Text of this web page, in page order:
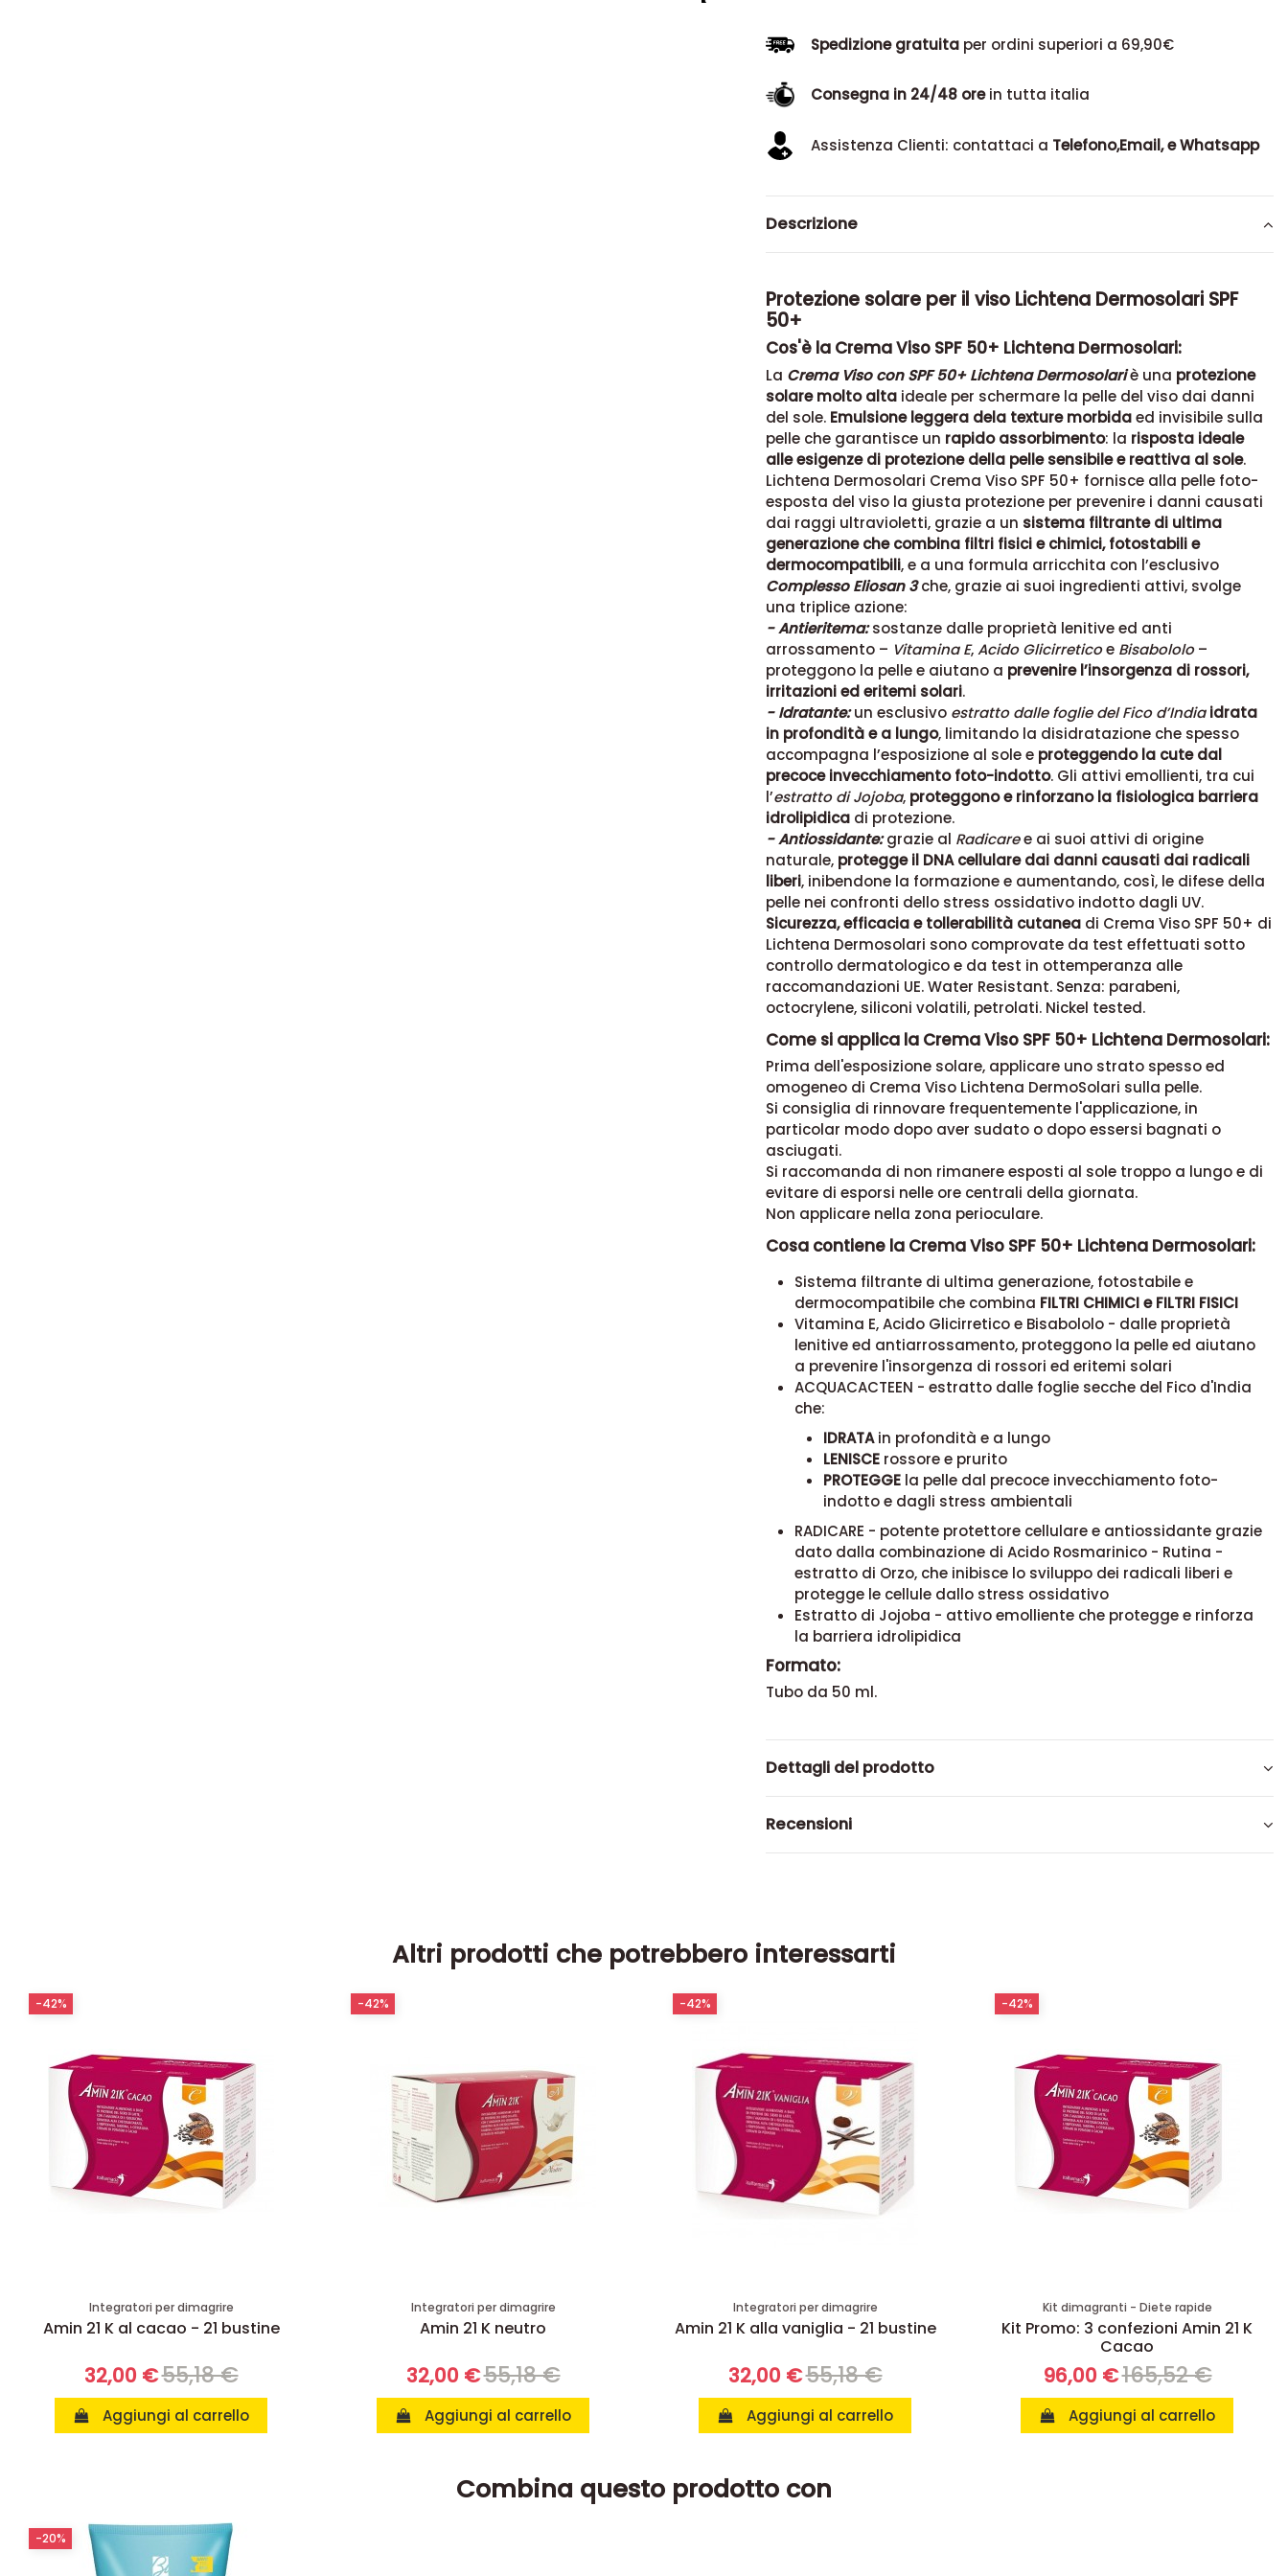
Spedizione gratuitaper ordini superiori a 69,90€
Consegna in 24/48 orein tutta italia
Assistenza Clienti: contattaci a Telefono,Email, e Whatsapp
Descrizione
Protezione solare per il viso Lichtena Dermosolari SPF
50+
Cos'è la Crema Viso SPF 50+ Lichtena Dermosolari:
La Crema Viso con SPF 50+ Lichtena Dermosolariè una protezione
solare molto altaideale per schermare la pelle del viso dai danni
del sole. Emulsione leggera dela texture morbidaed invisibile sulla
pelle che garantisce un rapido assorbimento: la risposta ideale
alle esigenze di protezione della pelle sensibile e reattiva al sole.
Lichtena Dermosolari Crema Viso SPF 50+ fornisce alla pelle foto-
esposta del viso la giusta protezione per prevenire i danni causati
dai raggi ultravioletti, grazie a un sistema filtrante di ultima
generazione che combina filtri fisici e chimici, fotostabili e
dermocompatibili, e a una formula arricchita con l’esclusivo
Complesso Eliosan 3che, grazie ai suoi ingredienti attivi, svolge
una triplice azione:
- Antieritema:sostanze dalle proprietà lenitive ed anti
arrossamento – Vitamina E,Acido Glicirreticoe Bisabololo–
proteggono la pelle e aiutano a prevenire l’insorgenza di rossori,
irritazioni ed eritemi solari.
- Idratante:un esclusivo estratto dalle foglie del Fico d’India idrata
in profondità e a lungo, limitando la disidratazione che spesso
accompagna l’esposizione al sole e proteggendo la cute dal
precoce invecchiamento foto-indotto. Gli attivi emollienti, tra cui
l’estratto di Jojoba, proteggono e rinforzano la fisiologica barriera
idrolipidicadi protezione.
- Antiossidante:grazie al Radicaree ai suoi attivi di origine
naturale, protegge il DNA cellulare dai danni causati dai radicali
liberi, inibendone la formazione e aumentando, così, le difese della
pelle nei confronti dello stress ossidativo indotto dagli UV.
Sicurezza, efficacia e tollerabilità cutaneadi Crema Viso SPF 50+ di
Lichtena Dermosolari sono comprovate da test effettuati sotto
controllo dermatologico e da test in ottemperanza alle
raccomandazioni UE. Water Resistant. Senza: parabeni,
octocrylene, siliconi volatili, petrolati. Nickel tested.
Come si applica la Crema Viso SPF 50+ Lichtena Dermosolari:
Prima dell'esposizione solare, applicare uno strato spesso ed
omogeneo di Crema Viso Lichtena DermoSolari sulla pelle.
Si consiglia di rinnovare frequentemente l'applicazione, in
particolar modo dopo aver sudato o dopo essersi bagnati o
asciugati.
Si raccomanda di non rimanere esposti al sole troppo a lungo e di
evitare di esporsi nelle ore centrali della giornata.
Non applicare nella zona perioculare.
Cosa contiene la Crema Viso SPF 50+ Lichtena Dermosolari:
Sistema filtrante di ultima generazione, fotostabile e
dermocompatibile che combina FILTRI CHIMICI e FILTRI FISICI
Vitamina E, Acido Glicirretico e Bisabololo - dalle proprietà
lenitive ed antiarrossamento, proteggono la pelle ed aiutano
a prevenire l'insorgenza di rossori ed eritemi solari
ACQUACACTEEN - estratto dalle foglie secche del Fico d'India
che:
IDRATAin profondità e a lungo
LENISCErossore e prurito
PROTEGGEla pelle dal precoce invecchiamento foto-
indotto e dagli stress ambientali
RADICARE - potente protettore cellulare e antiossidante grazie
dato dalla combinazione di Acido Rosmarinico - Rutina -
estratto di Orzo, che inibisce lo sviluppo dei radicali liberi e
protegge le cellule dallo stress ossidativo
Estratto di Jojoba - attivo emolliente che protegge e rinforza
la barriera idrolipidica
Formato:
Tubo da 50 ml.
Dettagli del prodotto
Recensioni
Altri prodotti che potrebbero interessarti
Integratori per dimagrire
Amin 21 K al cacao - 21 bustine
32,00 €55,18 €
Aggiungi al carrello
-42%
Integratori per dimagrire
Amin 21 K neutro
32,00 €55,18 €
Aggiungi al carrello
-42%
Integratori per dimagrire
Amin 21 K alla vaniglia - 21 bustine
32,00 €55,18 €
Aggiungi al carrello
-42%
Kit dimagranti - Diete rapide
Kit Promo: 3 confezioni Amin 21 K
Cacao
96,00 €165,52 €
Aggiungi al carrello
-42%
Combina questo prodotto con
-20%